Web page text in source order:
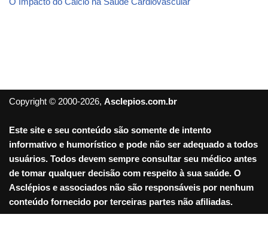
Copyright © 2000-2026, Asclepios.com.br
Este site e seu conteúdo são somente de intento
informativo e humorístico e pode não ser adequado a todos
usuários. Todos devem sempre consultar seu médico antes
de tomar qualquer decisão com respeito à sua saúde. O
Asclépios e associados não são responsáveis por nenhum
conteúdo fornecido por terceiras partes não afiliadas.